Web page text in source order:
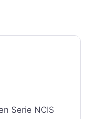
Serie NCIS